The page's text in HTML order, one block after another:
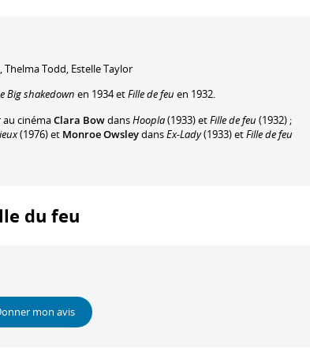
,Thelma Todd, Estelle Taylor
Big shakedown en 1934 etFille de feu en 1932.
au cinémaClara BowdansHoopla(1933) etFille de feu (1932) ;
(1976) et Monroe OwsleydansEx-Lady(1933) etFille de feu
du feu
mon avis